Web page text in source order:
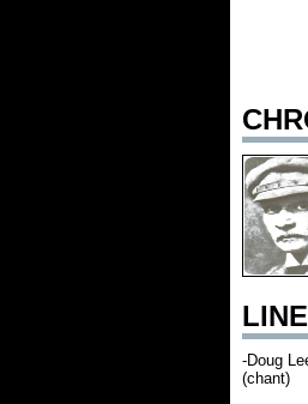
-Doug
(chant)